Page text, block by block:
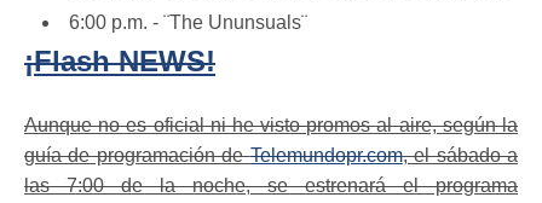
6:00 p.m. - ¨The Ununsuals¨
¡Flash NEWS!
Aunque no es oficial ni he visto promos al aire, según la
guía de programación deTelemundopr.com, el sábado a
las 7:00 de la noche, se estrenará el programa